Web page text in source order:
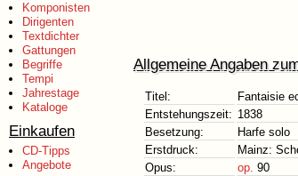
Komponisten
Dirigenten
Textdichter
Gattungen
Begriffe
Tempi
Jahrestage
Kataloge
Einkaufen
CD-Tipps
Angebote
Allgemeine Angaben
Titel:
Fantaisie
Entstehungszeit: 1838
Besetzung:
Harfe solo
Erstdruck:
Mainz:
Opus:
op. 90